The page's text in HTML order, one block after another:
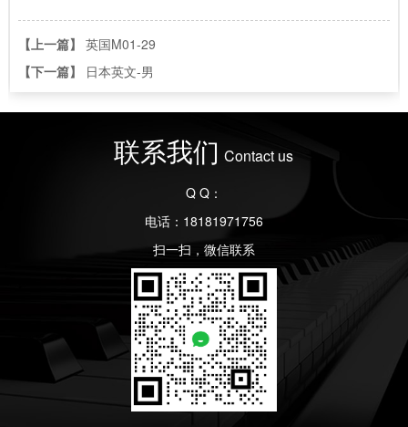
【上一篇】 英国M01-29
【下一篇】
日本英文-男
联系我们 Contact us
Q Q：
电话：18181971756
扫一扫，微信联系